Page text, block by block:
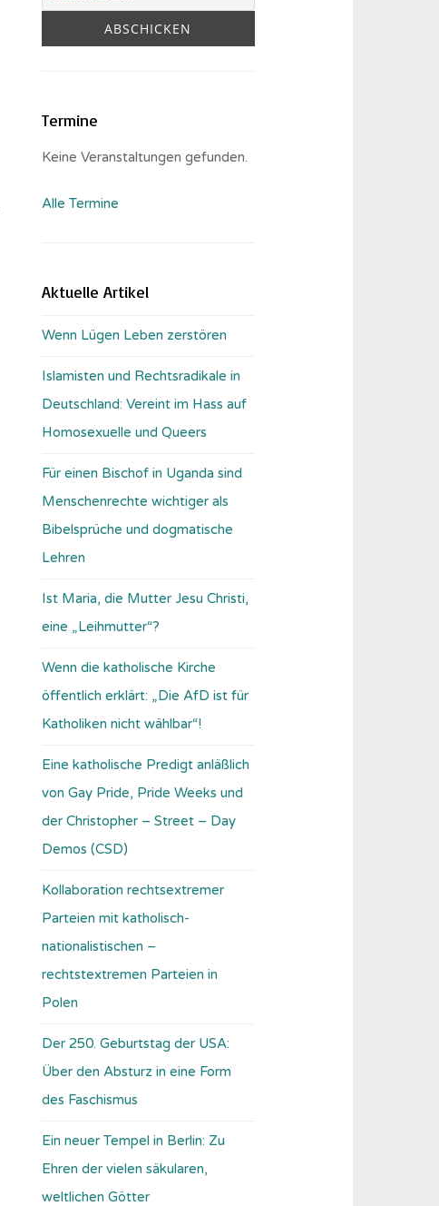
Termine
Keine Veranstaltungen gefunden.
Alle Termine
Aktuelle Artikel
Wenn Lügen Leben zerstören
Islamisten und Rechtsradikale in
Deutschland: Vereint im Hass auf
Homosexuelle und Queers
Für einen Bischof in Uganda sind
Menschenrechte wichtiger als
Bibelsprüche und dogmatische
Lehren
Ist Maria, die Mutter Jesu Christi,
eine „Leihmutter“?
Wenn die katholische Kirche
öffentlich erklärt: „Die AfD ist für
Katholiken nicht wählbar“!
Eine katholische Predigt anläßlich
von Gay Pride, Pride Weeks und
der Christopher – Street – Day
Demos (CSD)
Kollaboration rechtsextremer
Parteien mit katholisch-
nationalistischen –
rechtstextremen Parteien in
Polen
Der 250. Geburtstag der USA:
Über den Absturz in eine Form
des Faschismus
Ein neuer Tempel in Berlin: Zu
Ehren der vielen säkularen,
weltlichen Götter